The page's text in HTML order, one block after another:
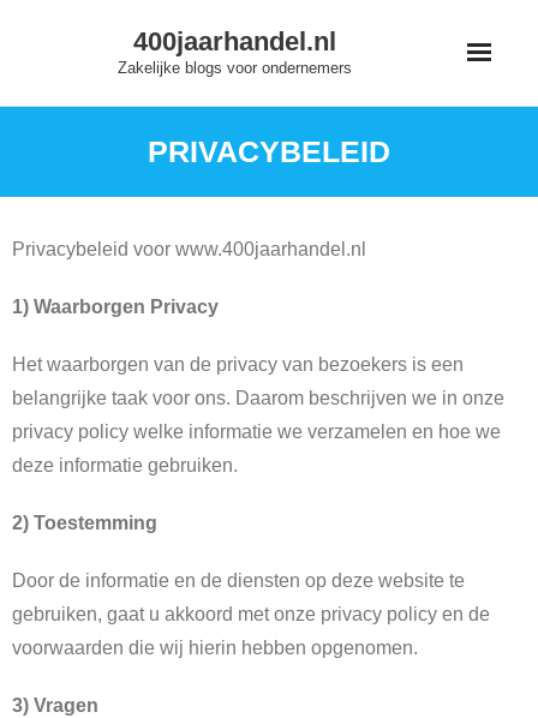
400jaarhandel.nl
Zakelijke blogs voor ondernemers
PRIVACYBELEID
Privacybeleid voor www.400jaarhandel.nl
1) Waarborgen Privacy
Het waarborgen van de privacy van bezoekers is een
belangrijke taak voor ons. Daarom beschrijven we in onze
privacy policy welke informatie we verzamelen en hoe we
deze informatie gebruiken.
2) Toestemming
Door de informatie en de diensten op deze website te
gebruiken, gaat u akkoord met onze privacy policy en de
voorwaarden die wij hierin hebben opgenomen.
3) Vragen